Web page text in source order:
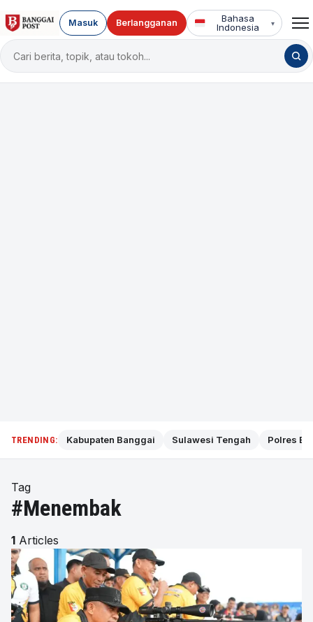
Cari
berita
Masuk Berlangganan
Bahasa
Indonesia
▾
TRENDING: Kabupaten Banggai Sulawesi Tengah Polres
Tag
#Menembak
1 Articles